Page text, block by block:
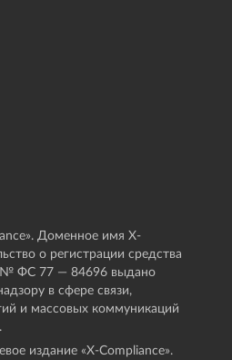
Доменное имя X-
о регистрации средства
№ ФС 77 — 84696 выдано
в сфере связи,
и массовых коммуникаций
издание «Х-Compliance».